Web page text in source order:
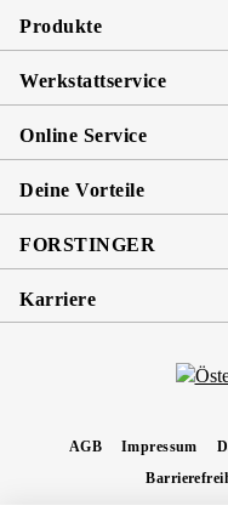
Produkte
Werkstattservice
Online Service
Deine Vorteile
FORSTINGER
Karriere
AGB Impressum